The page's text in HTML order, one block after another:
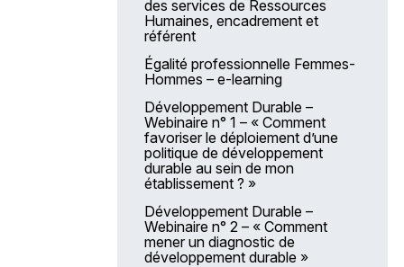
soin de la personne âgée –
Module 2 - Les fondamentaux
de la gériatrie
Parcours modulaire sur les
fondamentaux de la prise en
soin de la personne âgée –
Module 3 - Missions et rôles des
ASH dans l’aide à la personne
âgée
Parcours modulaire sur les
fondamentaux de la prise en
soin de la personne âgée –
Module 4 - Connaissance et
bonne utilisation de la grille
AGGIR
des services de Ressources
Humaines, encadrement et
référent
Égalité professionnelle Femmes-
Hommes – e-learning
Développement Durable –
Webinaire n° 1 – « Comment
favoriser le déploiement d’une
politique de développement
durable au sein de mon
établissement ? »
Développement Durable –
Webinaire n° 2 – « Comment
mener un diagnostic de
développement durable »